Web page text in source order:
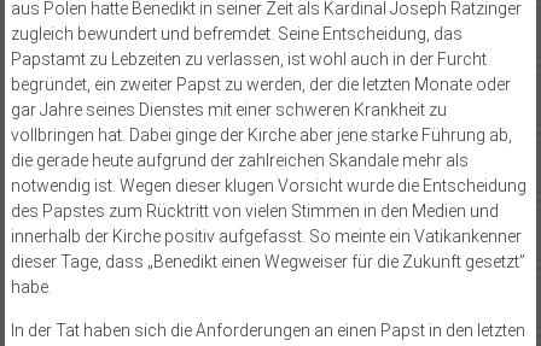
aus Polen hatte Benedikt in seiner Zeit als Kardinal Joseph Ratzinger
zugleich bewundert und befremdet. Seine Entscheidung, das
Papstamt zu Lebzeiten zu verlassen, ist wohl auch in der Furcht
begründet, ein zweiter Papst zu werden, der die letzten Monate oder
gar Jahre seines Dienstes mit einer schweren Krankheit zu
vollbringen hat. Dabei ginge der Kirche aber jene starke Führung ab,
die gerade heute aufgrund der zahlreichen Skandale mehr als
notwendig ist. Wegen dieser klugen Vorsicht wurde die Entscheidung
des Papstes zum Rücktritt von vielen Stimmen in den Medien und
innerhalb der Kirche positiv aufgefasst. So meinte ein Vatikankenner
dieser Tage, dass „Benedikt einen Wegweiser für die Zukunft gesetzt”
habe.
In der Tat haben sich die Anforderungen an einen Papst in den letzten